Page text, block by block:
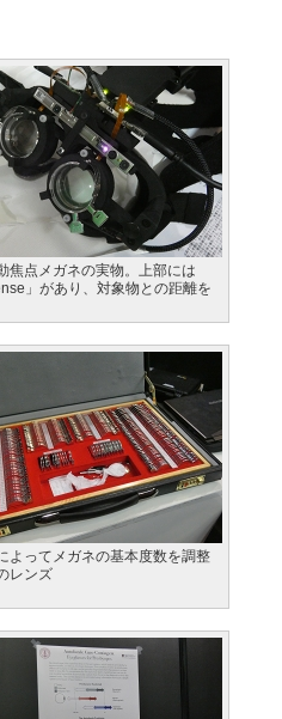
焦点メガネの実物。上部には
」があり、対象物との距離を
よってメガネの基本度数を調整
レンズ